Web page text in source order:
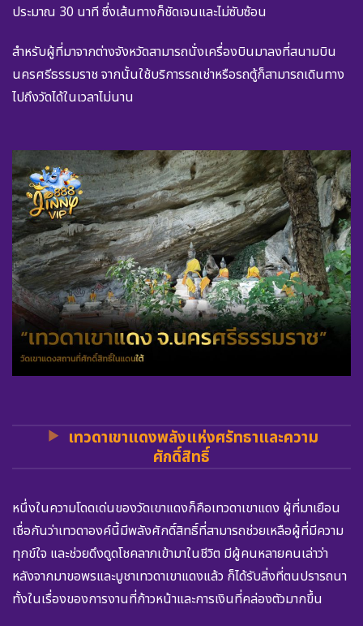
ประมาณ 30 นาที ซึ่งเส้นทางก็ชัดเจนและไม่ซับซ้อน
สำหรับผู้ที่มาจากต่างจังหวัดสามารถนั่งเครื่องบินมาลงที่สนามบิน
นครศรีธรรมราช จากนั้นใช้บริการรถเช่าหรือรถตู้ก็สามารถเดินทาง
ไปถึงวัดได้ในเวลาไม่นาน
เทวดาเขาแดงพลังแห่งศรัทธาและความ
ศักดิ์สิทธิ์
หนึ่งในความโดดเด่นของวัดเขาแดงก็คือเทวดาเขาแดง ผู้ที่มาเยือน
เชื่อกันว่าเทวดาองค์นี้มีพลังศักดิ์สิทธิ์ที่สามารถช่วยเหลือผู้ที่มีความ
ทุกข์ใจ และช่วยดึงดูดโชคลาภเข้ามาในชีวิต มีผู้คนหลายคนเล่าว่า
หลังจากมาขอพรและบูชาเทวดาเขาแดงแล้ว ก็ได้รับสิ่งที่ตนปรารถนา
ทั้งในเรื่องของการงานที่ก้าวหน้าและการเงินที่คล่องตัวมากขึ้น